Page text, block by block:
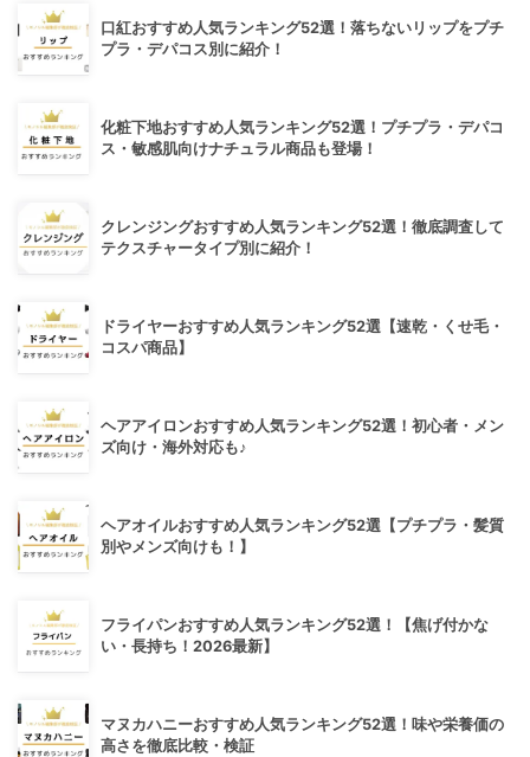
口紅おすすめ人気ランキング52選！落ちないリップをプチ
プラ・デパコス別に紹介！
化粧下地おすすめ人気ランキング52選！プチプラ・デパコ
ス・敏感肌向けナチュラル商品も登場！
クレンジングおすすめ人気ランキング52選！徹底調査して
テクスチャータイプ別に紹介！
ドライヤーおすすめ人気ランキング52選【速乾・くせ毛・
コスパ商品】
ヘアアイロンおすすめ人気ランキング52選！初心者・メン
ズ向け・海外対応も♪
ヘアオイルおすすめ人気ランキング52選【プチプラ・髪質
別やメンズ向けも！】
フライパンおすすめ人気ランキング52選！【焦げ付かな
い・長持ち！2026最新】
マヌカハニーおすすめ人気ランキング52選！味や栄養価の
高さを徹底比較・検証